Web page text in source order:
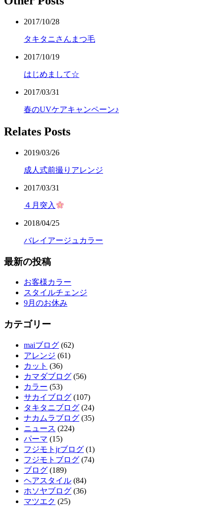
2017/10/28
タキタニさんまつ毛
2017/10/19
はじめまして☆
2017/03/31
春のUVケアキャンペーン♪
Relates Posts
2019/03/26
成人式前撮りアレンジ
2017/03/31
４月突入
2018/04/25
バレイアージュカラー
最新の投稿
お客様カラー
スタイルチェンジ
9月のお休み
カテゴリー
maiブログ (62)
アレンジ (61)
カット (36)
カマダブログ (56)
カラー (53)
サカイブログ (107)
タキタニブログ (24)
ナカムラブログ (35)
ニュース (224)
パーマ (15)
フジモトjrブログ (1)
フジモトブログ (74)
ブログ (189)
ヘアスタイル (84)
ホソヤブログ (36)
マツエク (25)